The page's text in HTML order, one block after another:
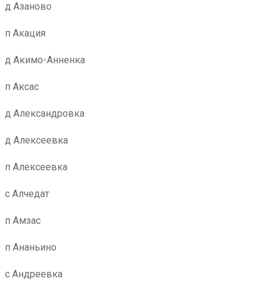
д Азаново
п Акация
д Акимо-Анненка
п Аксас
д Александровка
д Алексеевка
п Алексеевка
с Алчедат
п Амзас
п Ананьино
с Андреевка